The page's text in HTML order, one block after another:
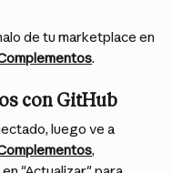
de tu marketplace en
.
con GitHub
luego ve a
,